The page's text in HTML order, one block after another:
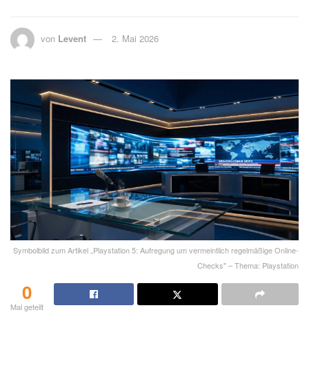
von Levent 2. Mai 2026
Symbolbild zum Artikel „Playstation 5: Aufregung um vermeintlich regelmäßige Online-
Checks" – Thema: Playstation
0
Mal geteilt